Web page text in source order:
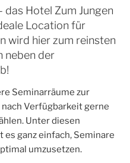
Hotel Zum Jungen
Location für
wird hier zum reinsten
neben der
Seminarräume zur
Verfügbarkeit gerne
Unter diesen
ganz einfach, Seminare
umzusetzen.